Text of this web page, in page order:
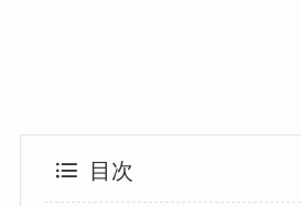
目次